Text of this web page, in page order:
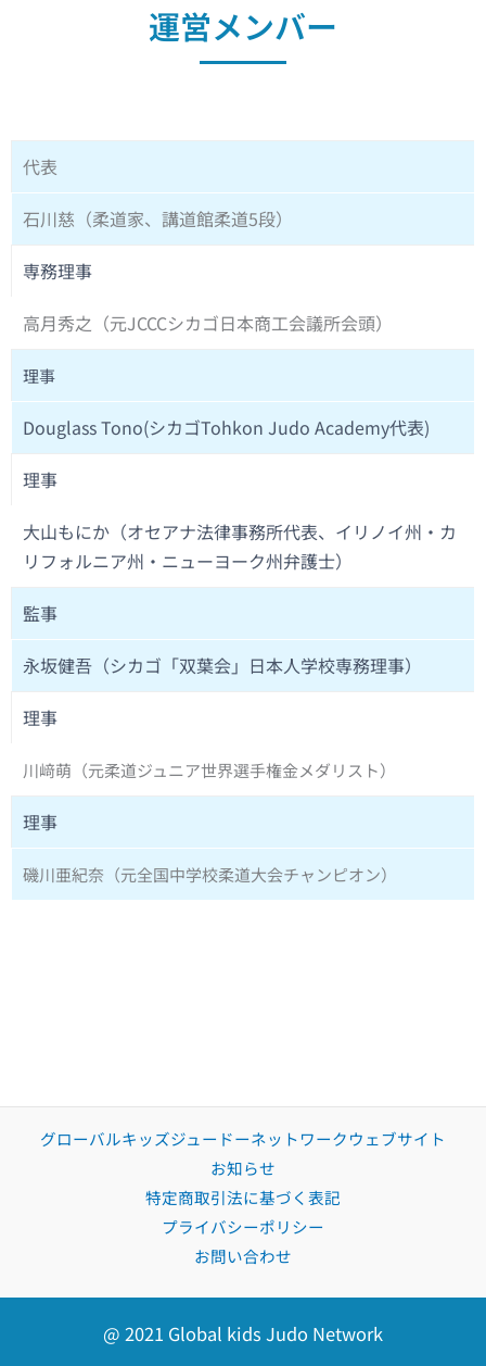
運営メンバー
代表
石川慈（柔道家、講道館柔道5段）
専務理事
高月秀之（元JCCCシカゴ日本商工会議所会頭）
理事
Douglass Tono(シカゴTohkon Judo Academy代表)
理事
大山もにか（オセアナ法律事務所代表、イリノイ州・カ
リフォルニア州・ニューヨーク州弁護士）
監事
永坂健吾（シカゴ「双葉会」日本人学校専務理事）
理事
川﨑萌（元柔道ジュニア世界選手権金メダリスト）
理事
磯川亜紀奈（元全国中学校柔道大会チャンピオン）
グローバルキッズジュードーネットワークウェブサイト
お知らせ
特定商取引法に基づく表記
プライバシーポリシー
お問い合わせ
@ 2021 Global kids Judo Network